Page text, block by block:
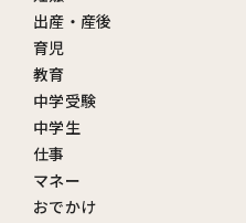
出産・産後
育児
教育
中学受験
中学生
仕事
マネー
おでかけ